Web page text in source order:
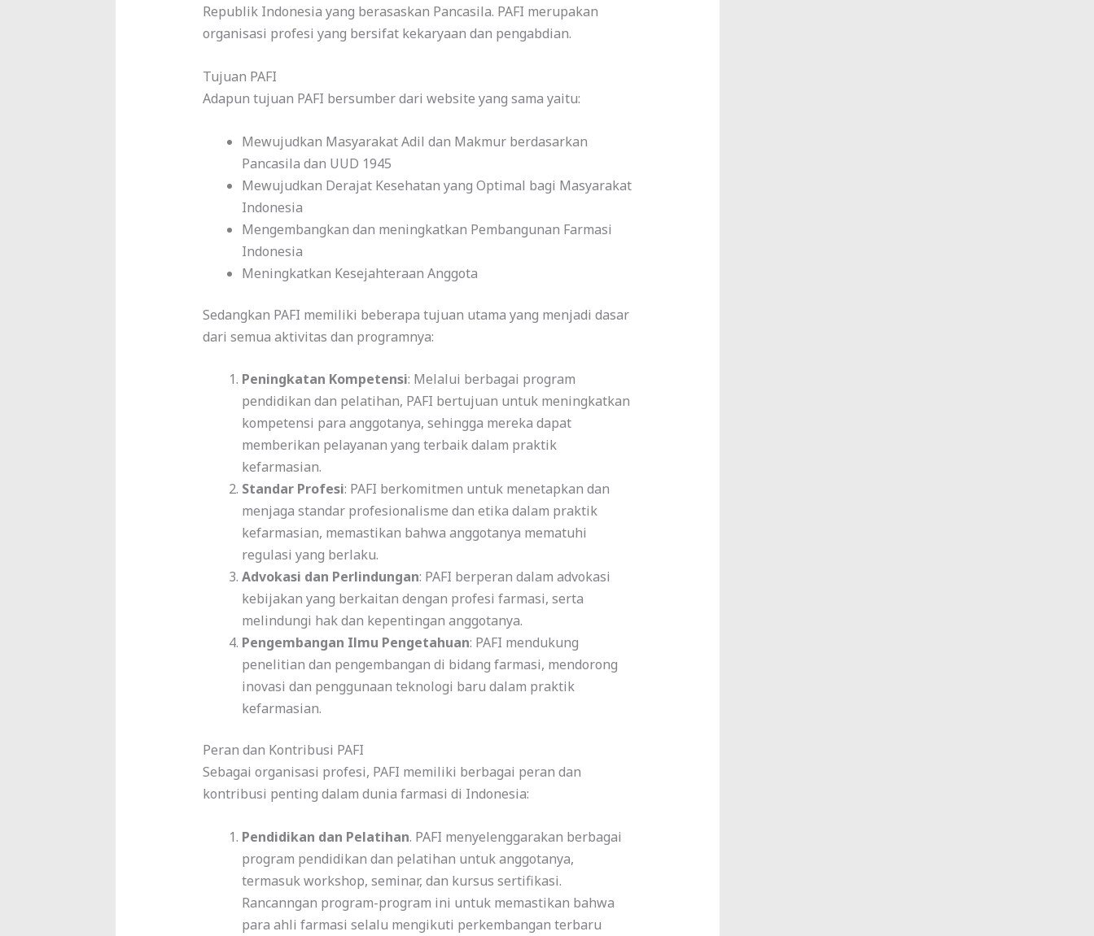
Republik Indonesia yang berasaskan Pancasila. PAFI merupakan
organisasi profesi yang bersifat kekaryaan dan pengabdian.
Tujuan PAFI
Adapun tujuan PAFI bersumber dari website yang sama yaitu:
Mewujudkan Masyarakat Adil dan Makmur berdasarkan
Pancasila dan UUD 1945
Mewujudkan Derajat Kesehatan yang Optimal bagi Masyarakat
Indonesia
Mengembangkan dan meningkatkan Pembangunan Farmasi
Indonesia
Meningkatkan Kesejahteraan Anggota
Sedangkan PAFI memiliki beberapa tujuan utama yang menjadi dasar
dari semua aktivitas dan programnya:
Peningkatan Kompetensi: Melalui berbagai program
pendidikan dan pelatihan, PAFI bertujuan untuk meningkatkan
kompetensi para anggotanya, sehingga mereka dapat
memberikan pelayanan yang terbaik dalam praktik
kefarmasian.
Standar Profesi: PAFI berkomitmen untuk menetapkan dan
menjaga standar profesionalisme dan etika dalam praktik
kefarmasian, memastikan bahwa anggotanya mematuhi
regulasi yang berlaku.
Advokasi dan Perlindungan: PAFI berperan dalam advokasi
kebijakan yang berkaitan dengan profesi farmasi, serta
melindungi hak dan kepentingan anggotanya.
Pengembangan Ilmu Pengetahuan: PAFI mendukung
penelitian dan pengembangan di bidang farmasi, mendorong
inovasi dan penggunaan teknologi baru dalam praktik
kefarmasian.
Peran dan Kontribusi PAFI
Sebagai organisasi profesi, PAFI memiliki berbagai peran dan
kontribusi penting dalam dunia farmasi di Indonesia:
Pendidikan dan Pelatihan. PAFI menyelenggarakan berbagai
program pendidikan dan pelatihan untuk anggotanya,
termasuk workshop, seminar, dan kursus sertifikasi.
Rancanngan program-program ini untuk memastikan bahwa
para ahli farmasi selalu mengikuti perkembangan terbaru